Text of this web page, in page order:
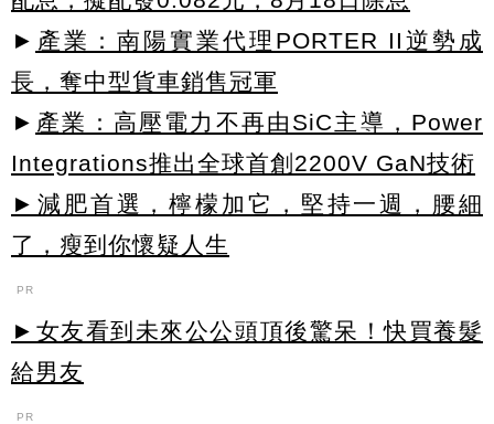
► 產業：南陽實業代理PORTER II逆勢成
長，奪中型貨車銷售冠軍
► 產業：高壓電力不再由SiC主導，Power
Integrations推出全球首創2200V GaN技術
►減肥首選，檸檬加它，堅持一週，腰細
了，瘦到你懷疑人生
PR
►女友看到未來公公頭頂後驚呆！快買養髮
給男友
PR